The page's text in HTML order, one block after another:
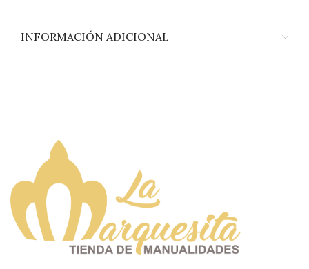
INFORMACIÓN ADICIONAL